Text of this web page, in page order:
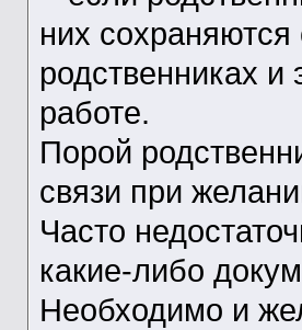
них
родственниках
работе.
Порой
связи при
Часто
какие-либо
Необходимо и